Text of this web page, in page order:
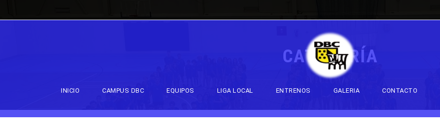
INICIO CAMPUS DBC EQUIPOS LIGA LOCAL ENTRENOS GALERIA CONTACTO
CATEGORÍA